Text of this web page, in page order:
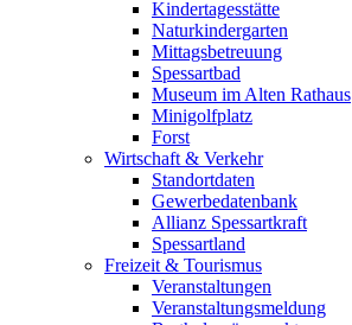
Kindertagesstätte
Naturkindergarten
Mittagsbetreuung
Spessartbad
Museum im Alten Rathaus
Minigolfplatz
Forst
Wirtschaft & Verkehr
Standortdaten
Gewerbedatenbank
Allianz Spessartkraft
Spessartland
Freizeit & Tourismus
Veranstaltungen
Veranstaltungsmeldung